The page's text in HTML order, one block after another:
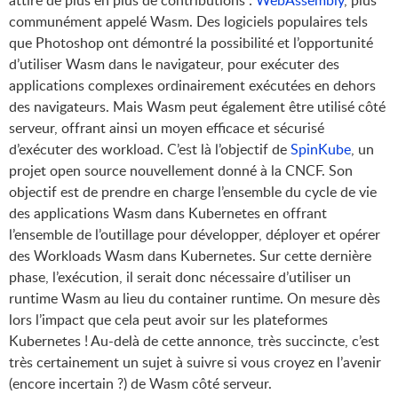
communément appelé Wasm. Des logiciels populaires tels
que Photoshop ont démontré la possibilité et l’opportunité
d’utiliser Wasm dans le navigateur, pour exécuter des
applications complexes ordinairement exécutées en dehors
des navigateurs. Mais Wasm peut également être utilisé côté
serveur, offrant ainsi un moyen efficace et sécurisé
d’exécuter des workload. C’est là l’objectif deSpinKube, un
projet open source nouvellement donné à la CNCF. Son
objectif est de prendre en charge l’ensemble du cycle de vie
des applications Wasm dans Kubernetes en offrant
l’ensemble de l’outillage pour développer, déployer et opérer
des Workloads Wasm dans Kubernetes. Sur cette dernière
phase, l’exécution, il serait donc nécessaire d’utiliser un
runtime Wasm au lieu du container runtime. On mesure dès
lors l’impact que cela peut avoir sur les plateformes
Kubernetes ! Au-delà de cette annonce, très succincte, c’est
très certainement un sujet à suivre si vous croyez en l’avenir
(encore incertain ?) de Wasm côté serveur.